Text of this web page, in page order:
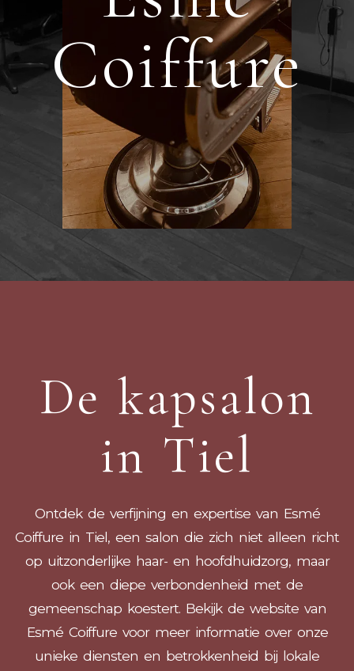
Coiffure
De kapsalon
in Tiel
Ontdek de verfijning en expertise van Esmé
Coiffure in Tiel, een salon die zich niet alleen richt
op uitzonderlijke haar- en hoofdhuidzorg, maar
ook een diepe verbondenheid met de
gemeenschap koestert. Bekijk de website van
Esmé Coiffure voor meer informatie over onze
unieke diensten en betrokkenheid bij lokale